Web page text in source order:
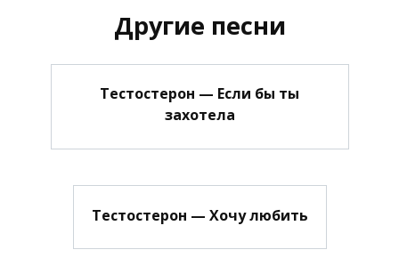
Другие песни
Тестостерон — Если бы ты
захотела
Тестостерон — Хочу любить